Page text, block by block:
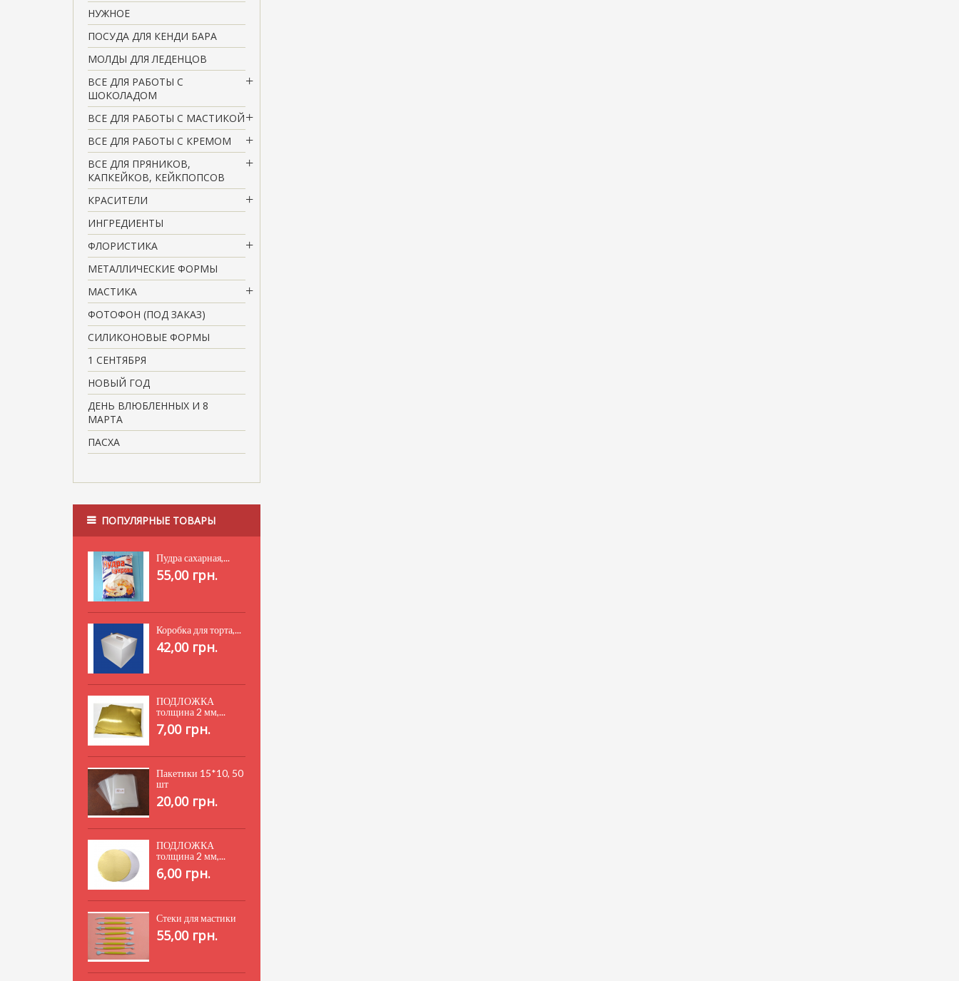
НУЖНОЕ
ПОСУДА ДЛЯ КЕНДИ БАРА
МОЛДЫ ДЛЯ ЛЕДЕНЦОВ
ВСЕ ДЛЯ РАБОТЫ С
ШОКОЛАДОМ
ВСЕ ДЛЯ РАБОТЫ С МАСТИКОЙ
ВСЕ ДЛЯ РАБОТЫ С КРЕМОМ
ВСЕ ДЛЯ ПРЯНИКОВ,
КАПКЕЙКОВ, КЕЙКПОПСОВ
КРАСИТЕЛИ
ИНГРЕДИЕНТЫ
ФЛОРИСТИКА
МЕТАЛЛИЧЕСКИЕ ФОРМЫ
МАСТИКА
ФОТОФОН (ПОД ЗАКАЗ)
СИЛИКОНОВЫЕ ФОРМЫ
1 СЕНТЯБРЯ
НОВЫЙ ГОД
ДЕНЬ ВЛЮБЛЕННЫХ И 8
МАРТА
ПАСХА
ПОПУЛЯРНЫЕ ТОВАРЫ
Пудра сахарная,...
55,00 грн.
Коробка для торта,...
42,00 грн.
ПОДЛОЖКА
толщина 2 мм,...
7,00 грн.
Пакетики 15*10, 50
шт
20,00 грн.
ПОДЛОЖКА
толщина 2 мм,...
6,00 грн.
Стеки для мастики
55,00 грн.